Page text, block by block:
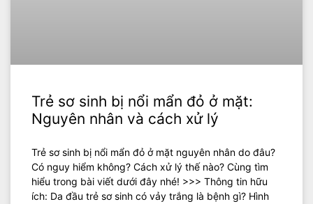
Trẻ sơ sinh bị nổi mẩn đỏ ở mặt:
Nguyên nhân và cách xử lý
Trẻ sơ sinh bị nổi mẩn đỏ ở mặt nguyên nhân do đâu?
Có nguy hiểm không? Cách xử lý thế nào? Cùng tìm
hiểu trong bài viết dưới đây nhé! >>> Thông tin hữu
ích: Da đầu trẻ sơ sinh có vảy trắng là bệnh gì? Hình